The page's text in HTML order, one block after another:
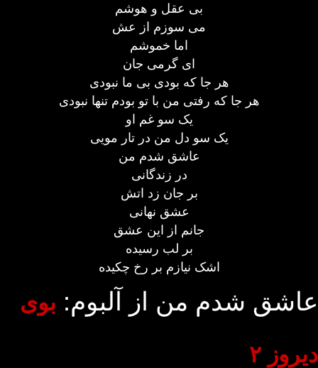
بی عقل و هوشم
می سوزم از عش
اما خموشم
ای گرمی جان
هر جا که بودی بی ما نبودی
هر جا که رفتی من با تو بودم تنها نبودی
یک سو غم او
یک سو دل من در تار مویی
عاشق شدم من
در زندگانی
بر جان زد اتش
عشق نهانی
جانم از این عشق
بر لب رسیده
اشک نیازم بر رخ چکیده
عاشق شدم من از آلبوم: بوی
دیروز ۲